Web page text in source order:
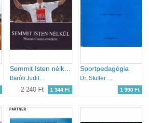
Baróti Judit; Darcsi István; Donát Tamás
2 240 Ft 1 344 Ft
Sportpedagógia
Dr. Stuller Gyula
1 990 Ft
PARTNER